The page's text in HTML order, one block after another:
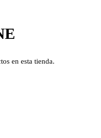
en esta tienda.